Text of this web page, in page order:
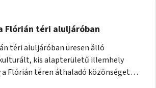
Flórián téri aluljáróban
téri aluljáróban üresen álló
kis alapterületű illemhely
Flórián téren áthaladó közönséget